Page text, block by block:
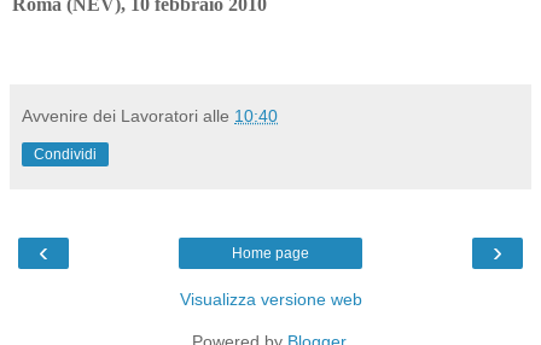
Roma (NEV), 10 febbraio 2010
Avvenire dei Lavoratori alle 10:40
Condividi
‹ ›
Home page
Visualizza versione web